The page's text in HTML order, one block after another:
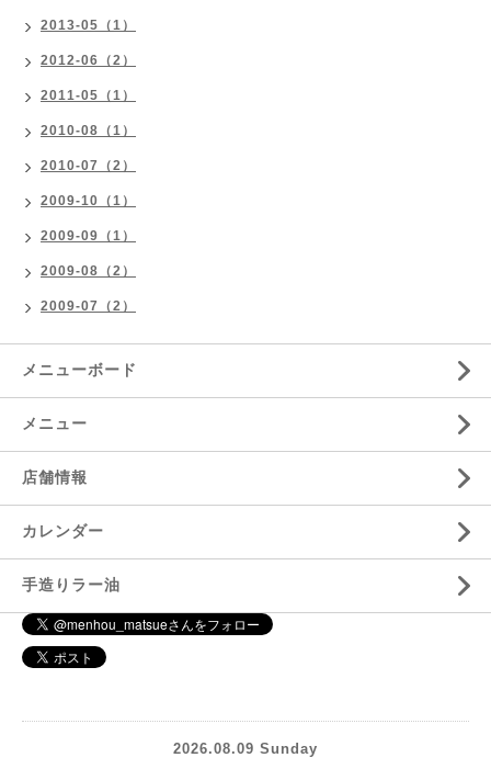
2013-05（1）
2012-06（2）
2011-05（1）
2010-08（1）
2010-07（2）
2009-10（1）
2009-09（1）
2009-08（2）
2009-07（2）
メニューボード
メニュー
店舗情報
カレンダー
手造りラー油
2026.08.09 Sunday